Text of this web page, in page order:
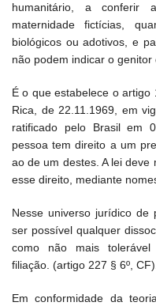
humanitário, a conferir
maternidade fictícias,
biológicos ou adotivos, e
não podem indicar o
É o que estabelece o artigo
Rica, de 22.11.1969, em
ratificado pelo Brasil em
pessoa tem direito a um
ao de um destes. A lei
esse direito, mediante
Nesse universo jurídico
ser possível qualquer
como não mais tolerável
filiação. (artigo 227 § 6º, CF).
Em conformidade da